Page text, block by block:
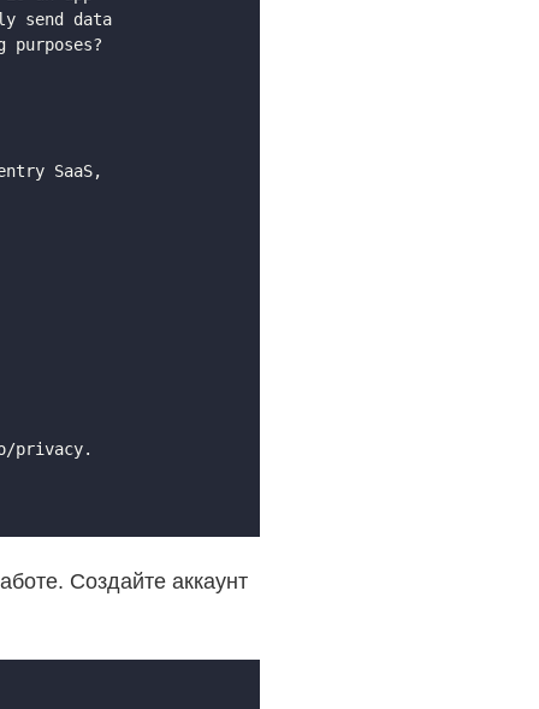
send data
purposes?
SaaS,
privacy.
Создайте аккаунт